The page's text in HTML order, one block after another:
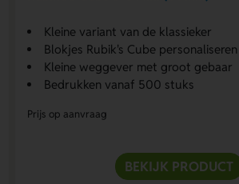
Kleine variant van de klassieker
Blokjes Rubik's Cube personaliseren
Kleine weggever met groot gebaar
Bedrukken vanaf 500 stuks
Prijs op aanvraag
BEKIJK PRODUCT